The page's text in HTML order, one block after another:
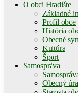
O obci Hradište
Základné
Profil obce
História
Obecné
Kultúra
Šport
Samospráva
Obecný